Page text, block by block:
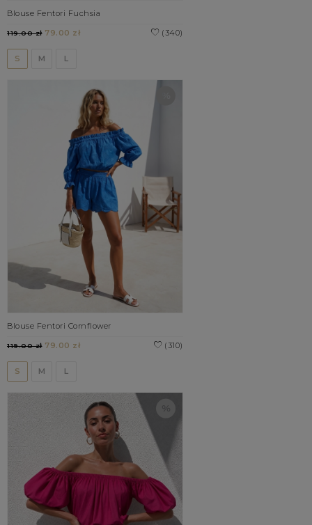
Blouse Fentori Fuchsia
(340)
119.00 zł79.00 zł
S M L
Blouse Fentori Cornflower
(310)
119.00 zł79.00 zł
S M L